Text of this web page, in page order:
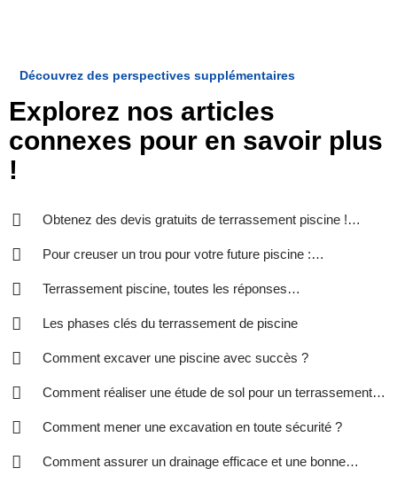
Découvrez des perspectives supplémentaires
Explorez nos articles
connexes pour en savoir plus
!
Obtenez des devis gratuits de terrassement piscine !
Pour creuser un trou pour votre future piscine :
Terrassement piscine, toutes les réponses…
Les phases clés du terrassement de piscine
Comment excaver une piscine avec succès ?
Comment réaliser une étude de sol pour un terrassement
Comment mener une excavation en toute sécurité ?
Comment assurer un drainage efficace et une bonne